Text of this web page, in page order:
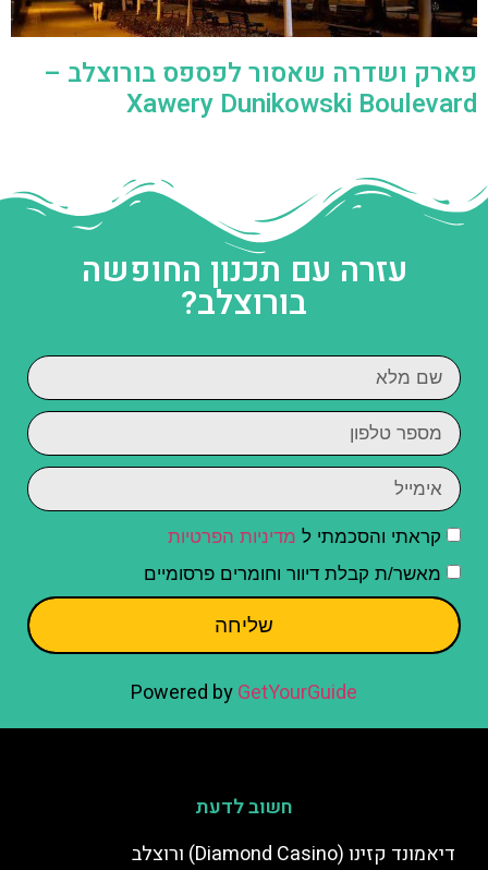
פארק ושדרה שאסור לפספס בורוצלב –
Xawery Dunikowski Boulevard
עזרה עם תכנון החופשה
בורוצלב?
קראתי והסכמתי ל מדיניות הפרטיות
מאשר/ת קבלת דיוור וחומרים פרסומיים
שליחה
Powered byGetYourGuide
חשוב לדעת
דיאמונד קזינו (Diamond Casino) ורוצלב